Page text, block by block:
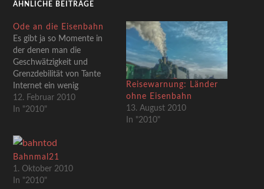
ÄHNLICHE BEITRÄGE
Ode an die Eisenbahn
Es gibt ja so Momente in
der denen man die
Geschwätzigkeit und
Grenzdebilität von Tante
Internet ein wenig
bedenklich findet. Ganz im
Sinne des Leitsatzes dieses
die neugewonne Freiheit,
das eigene Wort ohne viel
Mühe weltweit publizieren
können, bisweilen als nicht
12. Februar 2010
In "2010"
Reisewarnung: Länder
ohne Eisenbahn
13. August 2010
In "2010"
Bahnmal21
1. Oktober 2010
In "2010"